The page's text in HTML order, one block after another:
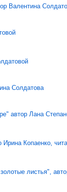
Валентина
Солдатова
автор Лана
Ирина Копаенко,
листья",